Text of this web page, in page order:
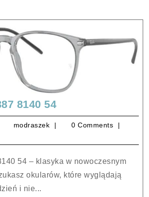
8140 54Ray-
Ban
5387
8140
07/20/2026
modraszek modraszek
0 Comments
okularów, które wyglądają
i nie...